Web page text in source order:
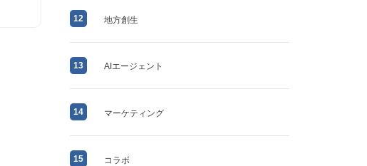
12 地方創生
13 AIエージェント
14 マーケティング
15 コラボ